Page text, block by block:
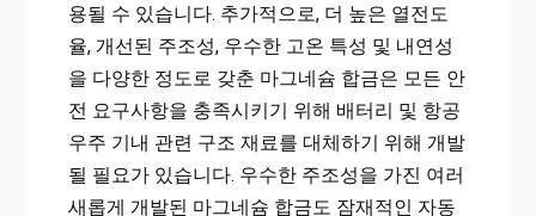
용될 수 있습니다. 추가적으로, 더 높은 열전도
율, 개선된 주조성, 우수한 고온 특성 및 내연성
을 다양한 정도로 갖춘 마그네슘 합금은 모든 안
전 요구사항을 충족시키기 위해 배터리 및 항공
우주 기내 관련 구조 재료를 대체하기 위해 개발
될 필요가 있습니다. 우수한 주조성을 가진 여러
새롭게 개발된 마그네슘 합금도 잠재적인 자동